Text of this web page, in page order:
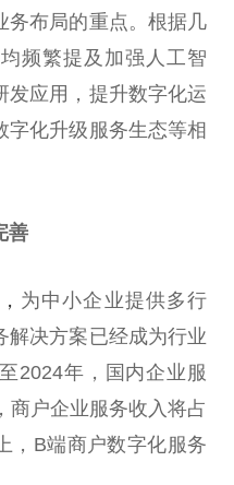
务布局的重点。根据几
频繁提及加强人工智
发应用，提升数字化运
字化升级服务生态等相
善
， 为中小企业提供多行
解决方案已经成为行业
2024年，国内企业服
商户企业服务收入将占
，B端商户数字化服务